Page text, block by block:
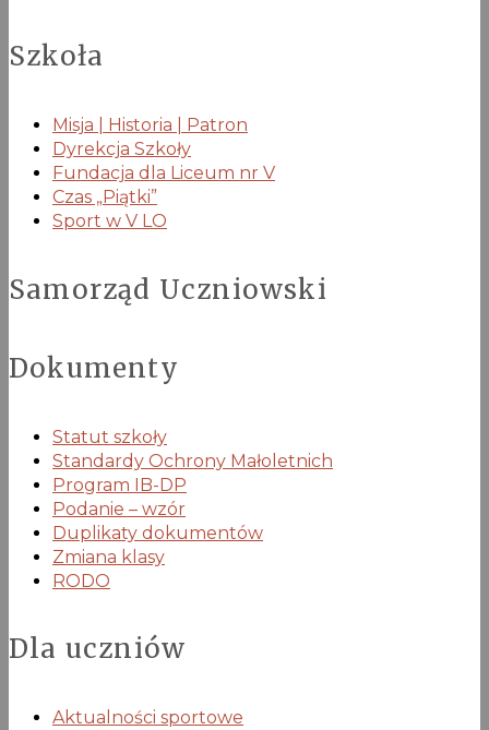
Szkoła
Misja | Historia | Patron
Dyrekcja Szkoły
Fundacja dla Liceum nr V
Czas „Piątki”
Sport w V LO
Samorząd Uczniowski
Dokumenty
Statut szkoły
Standardy Ochrony Małoletnich
Program IB-DP
Podanie – wzór
Duplikaty dokumentów
Zmiana klasy
RODO
Dla uczniów
Aktualności sportowe